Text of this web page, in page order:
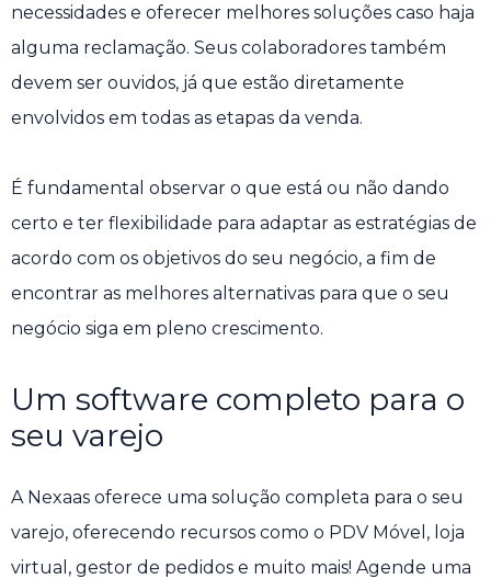
necessidades e oferecer melhores soluções caso haja
alguma reclamação. Seus colaboradores também
devem ser ouvidos, já que estão diretamente
envolvidos em todas as etapas da venda.
É fundamental observar o que está ou não dando
certo e ter flexibilidade para adaptar as estratégias de
acordo com os objetivos do seu negócio, a fim de
encontrar as melhores alternativas para que o seu
negócio siga em pleno crescimento.
Um software completo para o
seu varejo
A Nexaas oferece uma solução completa para o seu
varejo, oferecendo recursos como o PDV Móvel, loja
virtual, gestor de pedidos e muito mais! Agende uma